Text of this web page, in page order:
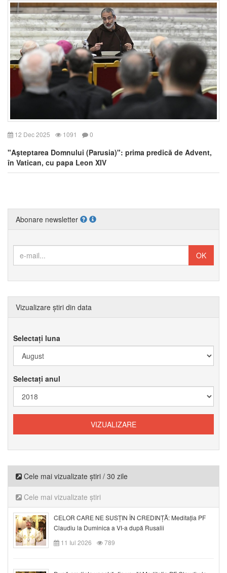
12 Dec 2025 1091 0
"Aşteptarea Domnului (Parusia)": prima predică de Advent,
în Vatican, cu papa Leon XIV
Abonare newsletter
Vizualizare știri din data
Selectați luna
Selectați anul
Cele mai vizualizate știri / 30 zile
Cele mai vizualizate știri
CELOR CARE NE SUSȚIN ÎN CREDINȚĂ: Meditația PF
Claudiu la Duminica a VI-a după Rusalii
11 Iul 2026
789